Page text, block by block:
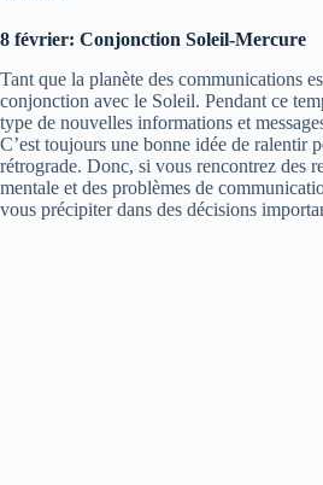
8 février: Conjonction Soleil-Mercure
Tant que la planète des communications
conjonction avec le Soleil. Pendant ce
type de nouvelles informations et
C’est toujours une bonne idée de ralentir
rétrograde. Donc, si vous rencontrez des
mentale et des problèmes de
vous précipiter dans des décisions